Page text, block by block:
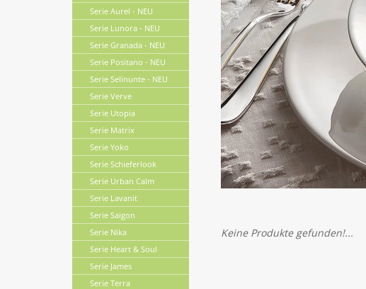
Serie Aurel - NEU
Serie Lunora - NEU
Serie Granada - NEU
Serie Positano - NEU
Serie Selinunte - NEU
Serie Verve
Serie Utopia
Serie Matrix
Serie Yoko
Serie Schieferlook
Serie Urban Calm
Serie Lavanit
Serie Saigon
Serie Nika
Serie Heart & Soul
Serie James
Serie Terra
Keine Produkte gefunden!...